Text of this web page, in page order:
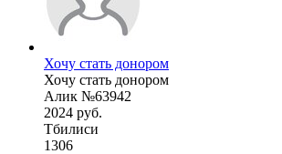
Хочу стать донором
Хочу стать донором
Алик №63942
2024 руб.
Тбилиси
1306